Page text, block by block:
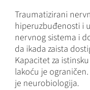
Traumatizirani
hiperuzbuđenosti i
nervnog sistema i
da ikada zaista
Kapacitet za
lakoću je
je neurobiologija.